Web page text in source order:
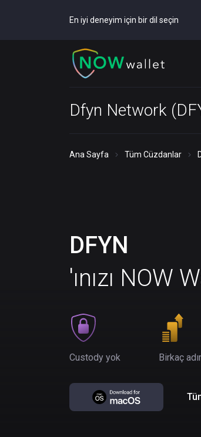
En iyi deneyim için bir dil seçin
Dfyn Network
Ana Sayfa Tüm Cüzdanlar
DFYN
'ınızı NOW
Custody yok Birkaç